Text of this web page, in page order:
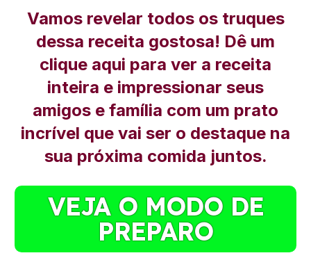
Vamos revelar todos os truques
dessa receita gostosa! Dê um
clique aqui para ver a receita
inteira e impressionar seus
amigos e família com um prato
incrível que vai ser o destaque na
sua próxima comida juntos.
VEJA O MODO DE
PREPARO